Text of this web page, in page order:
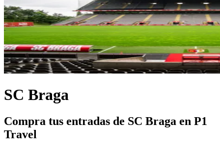
SC Braga
Compra tus entradas de SC Braga en P1
Travel